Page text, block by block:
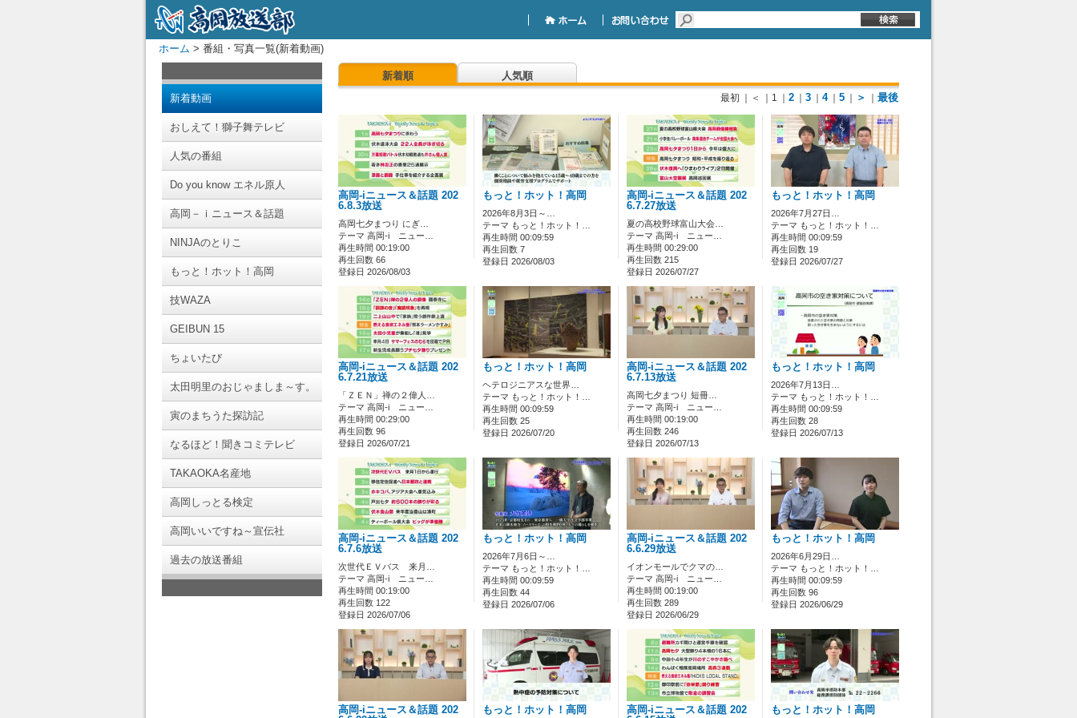
ホーム > 番組・写真一覧(新着動画)
新着動画
おしえて！獅子舞テレビ
人気の番組
Do you know エネル原人
高岡－ｉニュース＆話題
NINJAのとりこ
もっと！ホット！高岡
技WAZA
GEIBUN 15
ちょいたび
太田明里のおじゃましま～す。
寅のまちうた探訪記
なるほど！聞きコミテレビ
TAKAOKA名産地
高岡しっとる検定
高岡いいですね～宣伝社
過去の放送番組
新着順 人気順
最初 ｜＜ ｜1 2 3 4 5 ＞ 最後
高岡-iニュース＆話題 202
6.8.3放送
高岡七夕まつり にぎ…
テーマ 高岡-i ニュー…
再生時間 00:19:00
再生回数 66
登録日 2026/08/03
もっと！ホット！高岡
2026年8月3日～…
テーマ もっと！ホット！…
再生時間 00:09:59
再生回数 7
登録日 2026/08/03
高岡-iニュース＆話題 202
6.7.27放送
夏の高校野球富山大会…
テーマ 高岡-i ニュー…
再生時間 00:29:00
再生回数 215
登録日 2026/07/27
もっと！ホット！高岡
2026年7月27日…
テーマ もっと！ホット！…
再生時間 00:09:59
再生回数 19
登録日 2026/07/27
高岡-iニュース＆話題 202
6.7.21放送
「ＺＥＮ」禅の２偉人…
テーマ 高岡-i ニュー…
再生時間 00:29:00
再生回数 96
登録日 2026/07/21
もっと！ホット！高岡
ヘテロジニアスな世界…
テーマ もっと！ホット！…
再生時間 00:09:59
再生回数 25
登録日 2026/07/20
高岡-iニュース＆話題 202
6.7.13放送
高岡七夕まつり 短冊…
テーマ 高岡-i ニュー…
再生時間 00:19:00
再生回数 246
登録日 2026/07/13
もっと！ホット！高岡
2026年7月13日…
テーマ もっと！ホット！…
再生時間 00:09:59
再生回数 28
登録日 2026/07/13
高岡-iニュース＆話題 202
6.7.6放送
次世代ＥＶバス 来月…
テーマ 高岡-i ニュー…
再生時間 00:19:00
再生回数 122
登録日 2026/07/06
もっと！ホット！高岡
2026年7月6日～…
テーマ もっと！ホット！…
再生時間 00:09:59
再生回数 44
登録日 2026/07/06
高岡-iニュース＆話題 202
6.6.29放送
イオンモールでクマの…
テーマ 高岡-i ニュー…
再生時間 00:19:00
再生回数 289
登録日 2026/06/29
もっと！ホット！高岡
2026年6月29日…
テーマ もっと！ホット！…
再生時間 00:09:59
再生回数 96
登録日 2026/06/29
高岡-iニュース＆話題 202
もっと！ホット！高岡
高岡-iニュース＆話題 202
もっと！ホット！高岡